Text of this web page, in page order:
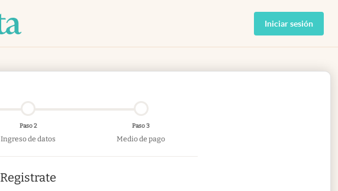
Iniciar sesión
Paso 2
Ingreso de datos
Paso 3
Medio de pago
Registrate